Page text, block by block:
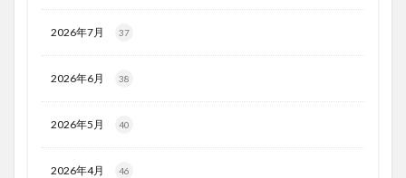
2026年7月 37
2026年6月 38
2026年5月 40
2026年4月 46